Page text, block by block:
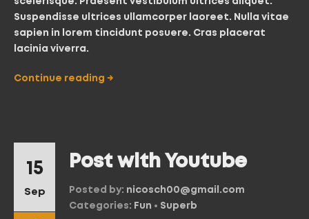
Suspendisse ultrices ullamcorper laoreet. Nulla vitae
sapien in lorem tincidunt posuere. Cras placerat
lacinia viverra.
Continue reading →
Post with Youtube
Posted by: nicosch00@gmail.com
Categories: Fun • Superb
15
Sep